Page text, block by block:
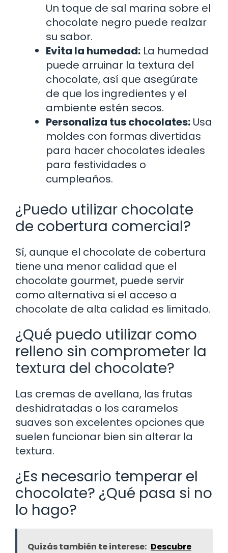
Un toque de sal marina sobre el
chocolate negro puede realzar
su sabor.
Evita la humedad: La humedad
puede arruinar la textura del
chocolate, así que asegúrate
de que los ingredientes y el
ambiente estén secos.
Personaliza tus chocolates: Usa
moldes con formas divertidas
para hacer chocolates ideales
para festividades o
cumpleaños.
¿Puedo utilizar chocolate
de cobertura comercial?
Sí, aunque el chocolate de cobertura
tiene una menor calidad que el
chocolate gourmet, puede servir
como alternativa si el acceso a
chocolate de alta calidad es limitado.
¿Qué puedo utilizar como
relleno sin comprometer la
textura del chocolate?
Las cremas de avellana, las frutas
deshidratadas o los caramelos
suaves son excelentes opciones que
suelen funcionar bien sin alterar la
textura.
¿Es necesario temperar el
chocolate? ¿Qué pasa si no
lo hago?
Quizás también te interese: Descubre